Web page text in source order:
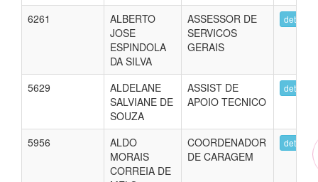
6261
ALBERTO
JOSE
ESPINDOLA
DA SILVA
ASSESSOR DE
SERVICOS
GERAIS
detalhes
5629
ALDELANE
SALVIANE DE
SOUZA
ASSIST DE
APOIO TECNICO
detalhes
5956
ALDO
MORAIS
CORREIA DE
COORDENADOR
DE CARAGEM
detalhes